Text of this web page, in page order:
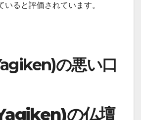
いると評価されています。
の悪い口
の仏壇